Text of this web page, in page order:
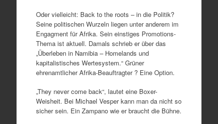
Oder vielleicht: Back to the roots – in die Politik?
Seine politischen Wurzeln liegen unter anderem im
Engagment für Afrika. Sein einstiges Promotions-
Thema ist aktuell. Damals schrieb er über das
„Überleben in Namibia – Homelands und
kapitalistisches Wertesystem.“ Grüner
ehrenamtlicher Afrika-Beauftragter ? Eine Option.
„They never come back“, lautet eine Boxer-
Weisheit. Bei Michael Vesper kann man da nicht so
sicher sein. Ein Zampano wie er braucht die Bühne.